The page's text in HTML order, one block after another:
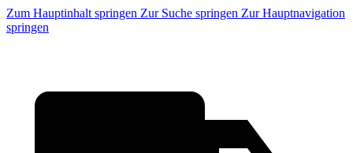
Zum Hauptinhalt springen Zur Suche springen Zur Hauptnavigation
springen